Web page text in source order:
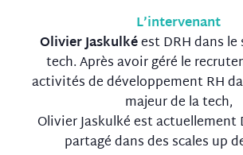
L’intervenant
Olivier Jaskulkéest DRH dans le
tech. Après avoir géré le
activités de développement RH
majeur de la tech,
Olivier Jaskulké est actuellement
partagé dans des scales up